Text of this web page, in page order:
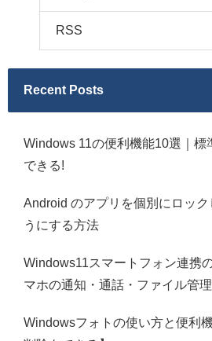
RSS
Recent Posts
Windows 11の便利機能10選｜標
できる!
Android のアプリを個別にロッ
うにする方法
Windows11スマートフォン連携
マホの通知・通話・ファイル管理
Windowsフォトの使い方と便利